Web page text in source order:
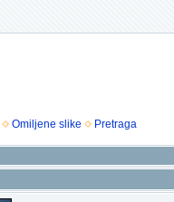
Omiljene slike Pretraga